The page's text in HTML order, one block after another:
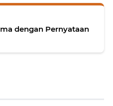
dengan Pernyataan